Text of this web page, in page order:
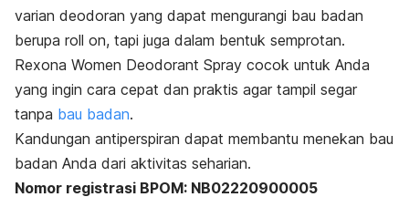
varian deodoran yang dapat mengurangi bau badan
berupa roll on, tapi juga dalam bentuk semprotan.
Rexona Women Deodorant Spray cocok untuk Anda
yang ingin cara cepat dan praktis agar tampil segar
tanpa bau badan.
Kandungan antiperspiran dapat membantu menekan bau
badan Anda dari aktivitas seharian.
Nomor registrasi BPOM: NB02220900005